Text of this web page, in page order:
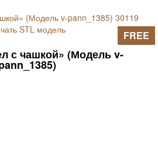
с чашкой» (Модель v-
FREE